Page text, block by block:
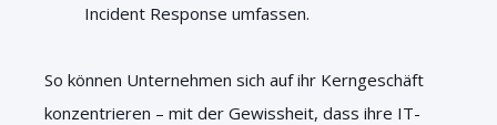
Incident Response umfassen.
So können Unternehmen sich auf ihr Kerngeschäft
konzentrieren – mit der Gewissheit, dass ihre IT-